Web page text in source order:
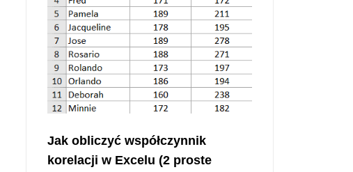
Jak obliczyć współczynnik
korelacji w Excelu (2 proste